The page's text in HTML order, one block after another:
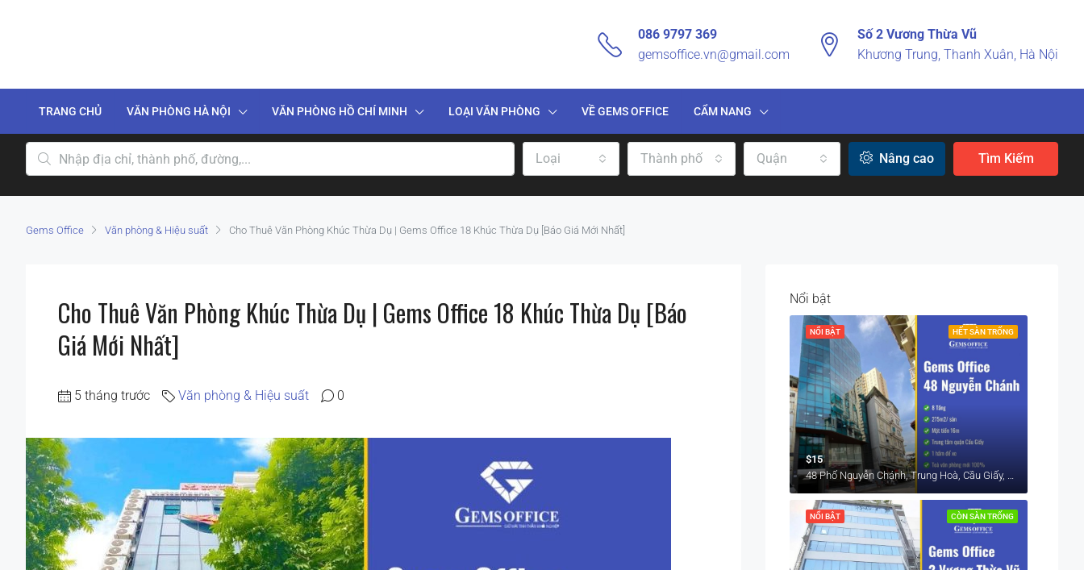
086 9797 369
gemsoffice.vn@gmail.com
Số 2 Vương Thừa Vũ
Khương Trung, Thanh Xuân, Hà Nội
TRANG CHỦ VĂN PHÒNG HÀ NỘI VĂN PHÒNG HỒ CHÍ MINH LOẠI VĂN PHÒNG VỀ GEMS OFFICE CẨM NANG
Loại Thành phố Quận Nâng cao Tìm Kiếm
Gems Office Văn phòng & Hiệu suất Cho Thuê Văn Phòng Khúc Thừa Dụ | Gems Office 18 Khúc Thừa Dụ [Báo Giá Mới Nhất]
Cho Thuê Văn Phòng Khúc Thừa Dụ | Gems Office 18 Khúc Thừa Dụ [Báo
Giá Mới Nhất]
5 tháng trước Văn phòng & Hiệu suất 0
Nổi bật
HẾT SÀN TRỐNG
NỔI BẬT
$15
48 Phố Nguyễn Chánh, Trung Hoà, Cầu Giấy, Hà Nội, Việt Nam
CÒN SÀN TRỐNG
NỔI BẬT